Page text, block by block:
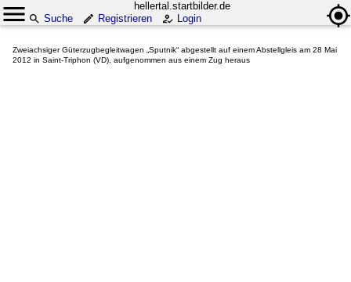
hellertal.startbilder.de
Suche
Registrieren Login
Zweiachsiger Güterzugbegleitwagen „Sputnik“ abgestellt auf einem Abstellgleis am 28 Mai
2012 in Saint-Triphon (VD), aufgenommen aus einem Zug heraus